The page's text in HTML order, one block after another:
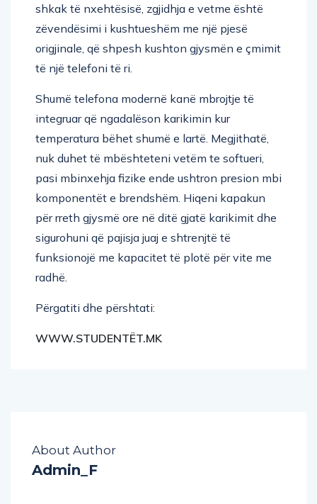
shkak të nxehtësisë, zgjidhja e vetme është
zëvendësimi i kushtueshëm me një pjesë
origjinale, që shpesh kushton gjysmën e çmimit
të një telefoni të ri.
Shumë telefona modernë kanë mbrojtje të
integruar që ngadalëson karikimin kur
temperatura bëhet shumë e lartë. Megjithatë,
nuk duhet të mbështeteni vetëm te softueri,
pasi mbinxehja fizike ende ushtron presion mbi
komponentët e brendshëm. Hiqeni kapakun
për rreth gjysmë ore në ditë gjatë karikimit dhe
sigurohuni që pajisja juaj e shtrenjtë të
funksionojë me kapacitet të plotë për vite me
radhë.
Përgatiti dhe përshtati:
WWW.STUDENTËT.MK
About Author
Admin_F